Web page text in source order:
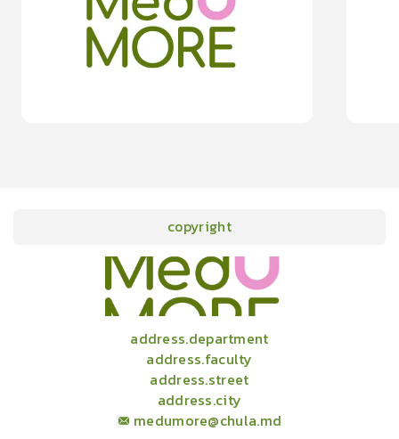
moreDetails
copyright
address.department
address.faculty
address.street
address.city
medumore@chula.md
onlineCourses academicConferencesnews infographic